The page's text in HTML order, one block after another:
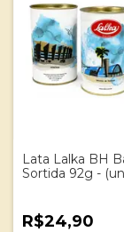
Lata Lalka BH
Sortida 92g -
R$24,90